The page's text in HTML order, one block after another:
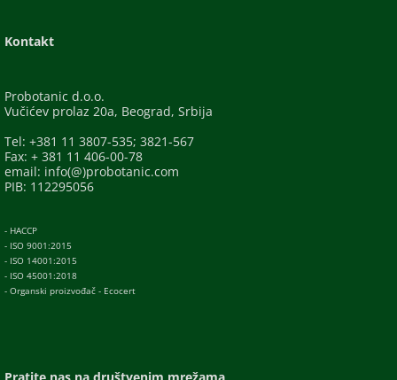
Kontakt
Probotanic d.o.o.
Vučićev prolaz 20a, Beograd, Srbija
Tel: +381 11 3807-535; 3821-567
Fax: + 381 11 406-00-78
email: info(@)probotanic.com
PIB: 112295056
- HACCP
- ISO 9001:2015
- ISO 14001:2015
- ISO 45001:2018
- Organski proizvođač - Ecocert